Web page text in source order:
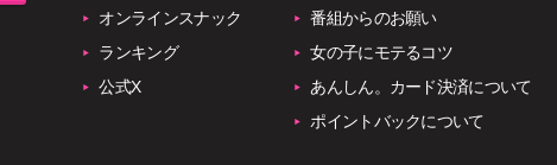
オンラインスナック
ランキング
公式X
番組からのお願い
女の子にモテるコツ
あんしん。カード決済について
ポイントバックについて